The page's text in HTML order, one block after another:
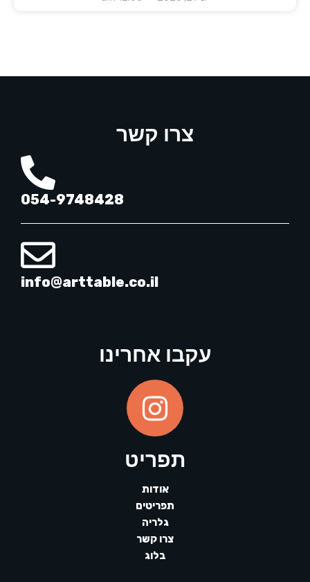
צרו קשר
054-9748428
info@arttable.co.il
עקבו אחרינו
תפריט
אודות
תפריטים
גלריה
צרו קשר
בלוג